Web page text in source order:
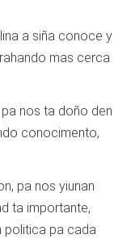
a siña conoce y
mas cerca
nos ta doño den
conocimento,
pa nos yiunan
ta importante,
politica pa cada